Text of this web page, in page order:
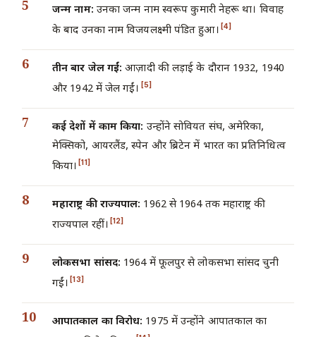
जन्म नाम: उनका जन्म नाम स्वरूप कुमारी नेहरू था। विवाह
के बाद उनका नाम विजयलक्ष्मी पंडित हुआ। [4]
तीन बार जेल गईं: आज़ादी की लड़ाई के दौरान 1932, 1940
और 1942 में जेल गईं। [5]
कई देशों में काम किया: उन्होंने सोवियत संघ, अमेरिका,
मेक्सिको, आयरलैंड, स्पेन और ब्रिटेन में भारत का प्रतिनिधित्व
किया। [11]
महाराष्ट्र की राज्यपाल: 1962 से 1964 तक महाराष्ट्र की
राज्यपाल रहीं। [12]
लोकसभा सांसद: 1964 में फूलपुर से लोकसभा सांसद चुनी
गईं। [13]
आपातकाल का विरोध: 1975 में उन्होंने आपातकाल का